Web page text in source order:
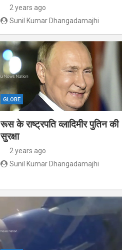
2 years ago
Sunil Kumar Dhangadamajhi
GLOBE
रूस के राष्ट्रपति व्लादिमीर पुतिन की
सुरक्षा
2 years ago
Sunil Kumar Dhangadamajhi